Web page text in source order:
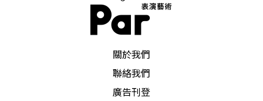
關於我們
聯絡我們
廣告刊登